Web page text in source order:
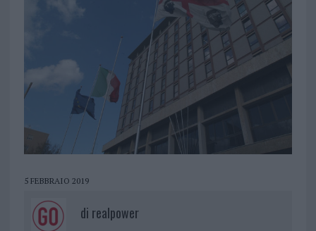
5 FEBBRAIO 2019
di realpower